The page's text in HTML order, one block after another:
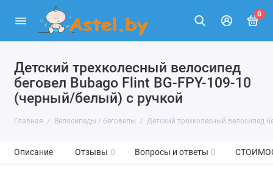
0
Детский трехколесный велосипед
беговел Bubago Flint BG-FPY-109-10
(черный/белый) с ручкой
Главная Велосипеды / беговелы Детский трехколесный велосипед
Описание Отзывы 0 Вопросы и ответы 0